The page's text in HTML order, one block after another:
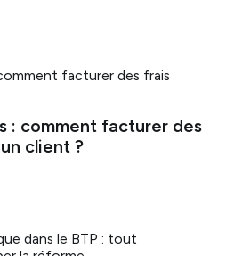
: comment facturer des
client ?